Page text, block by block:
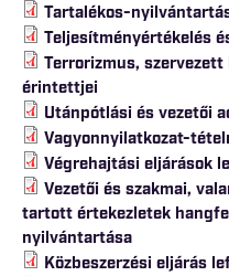
Tartalékos-
Teljesítményértékelés
Terrorizmus,
érintettjei
Utánpótlási és vezetői
Vagyonnyilatkozat-
Végrehajtási eljárások
Vezetői és szakmai,
tartott értekezletek
nyilvántartása
Közbeszerzési eljárás